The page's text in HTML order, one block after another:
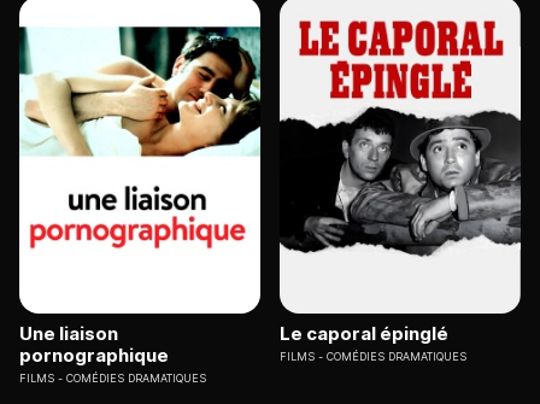
Une liaison
pornographique
FILMS COMÉDIES DRAMATIQUES
Le caporal épinglé
FILMS COMÉDIES DRAMATIQUES